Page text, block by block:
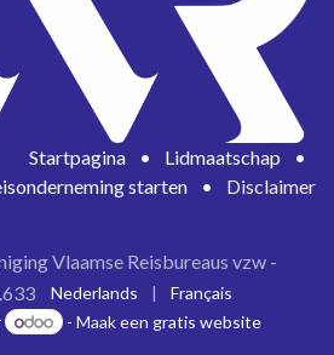
Startpagina • Lidmaatschap
•
starten
• Disclaimer
Vlaamse Reisbureaus vzw -
Nederlands |
Français
- Maak een gratis website